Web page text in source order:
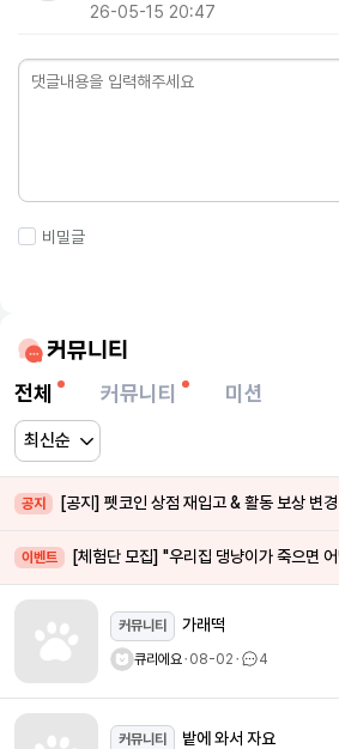
26-05-15 20:47
비밀글
커뮤니티
전체
커뮤니티 미션
공지 [공지] 펫코인 상점 재입고 & 활동 보상 변
이벤트 [체험단 모집] "우리집 댕냥이가 죽으면
커뮤니티 가래떡
큐리에요ㆍ08-02ㆍ 4
커뮤니티 밭에 와서 자요